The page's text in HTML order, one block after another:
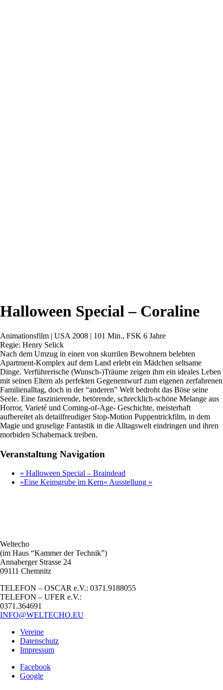
Halloween Special – Coraline
Animationsfilm | USA 2008 | 101 Min., FSK 6 Jahre
Regie: Henry Selick
Nach dem Umzug in einen von skurrilen Bewohnern belebten
Apartment-Komplex auf dem Land erlebt ein Mädchen seltsame
Dinge. Verführerische (Wunsch-)Träume zeigen ihm ein ideales Leben
mit seinen Eltern als perfekten Gegenentwurf zum eigenen zerfahrenen
Familienalltag, doch in der “anderen” Welt bedroht das Böse seine
Seele. Eine faszinierende, betörende, schrecklich-schöne Melange aus
Horror, Varieté und Coming-of-Age- Geschichte, meisterhaft
aufbereitet als detailfreudiger Stop-Motion Puppentrickfilm, in dem
Magie und gruselige Fantastik in die Alltagswelt eindringen und ihren
morbiden Schabernack treiben.
Veranstaltung Navigation
« Halloween Special – Braindead
»Eine Keimgrube im Kern« Ausstellung »
Weltecho
(im Haus “Kammer der Technik”)
Annaberger Strasse 24
09111 Chemnitz
TELEFON – OSCAR e.V.: 0371.9188055
TELEFON – UFER e.V.:
0371.364691
INFO@WELTECHO.EU
Vereine
Datenschutz
Impressum
Facebook
Google